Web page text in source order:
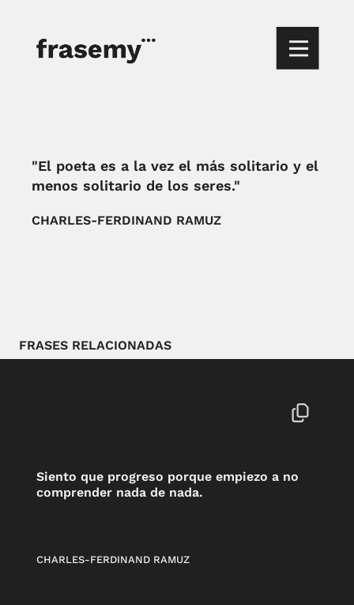
"El poeta es a la vez el más solitario y el
menos solitario de los seres."
CHARLES-FERDINAND RAMUZ
FRASES RELACIONADAS
Siento que progreso porque empiezo a no
comprender nada de nada.
CHARLES-FERDINAND RAMUZ